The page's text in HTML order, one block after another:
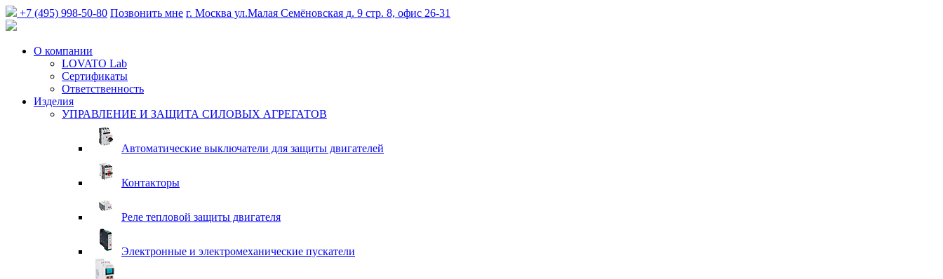
+7 (495) 998-50-80 Позвонить мне г. Москва ул.Малая Семёновская д. 9 стр. 8, офис 26-31
О компании
LOVATO Lab
Сертификаты
Ответственность
Изделия
УПРАВЛЕНИЕ И ЗАЩИТА СИЛОВЫХ АГРЕГАТОВ
Автоматические выключатели для защиты двигателей
Контакторы
Реле тепловой защиты двигателя
Электронные и электромеханические пускатели